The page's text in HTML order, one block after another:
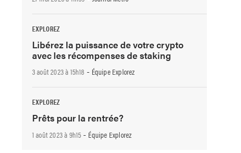
EXPLOREZ
Libérez la puissance de votre crypto
avec les récompenses de staking
3 août 2023 à 15h18 - Équipe Explorez
EXPLOREZ
Prêts pour la rentrée?
1 août 2023 à 9h15 - Équipe Explorez